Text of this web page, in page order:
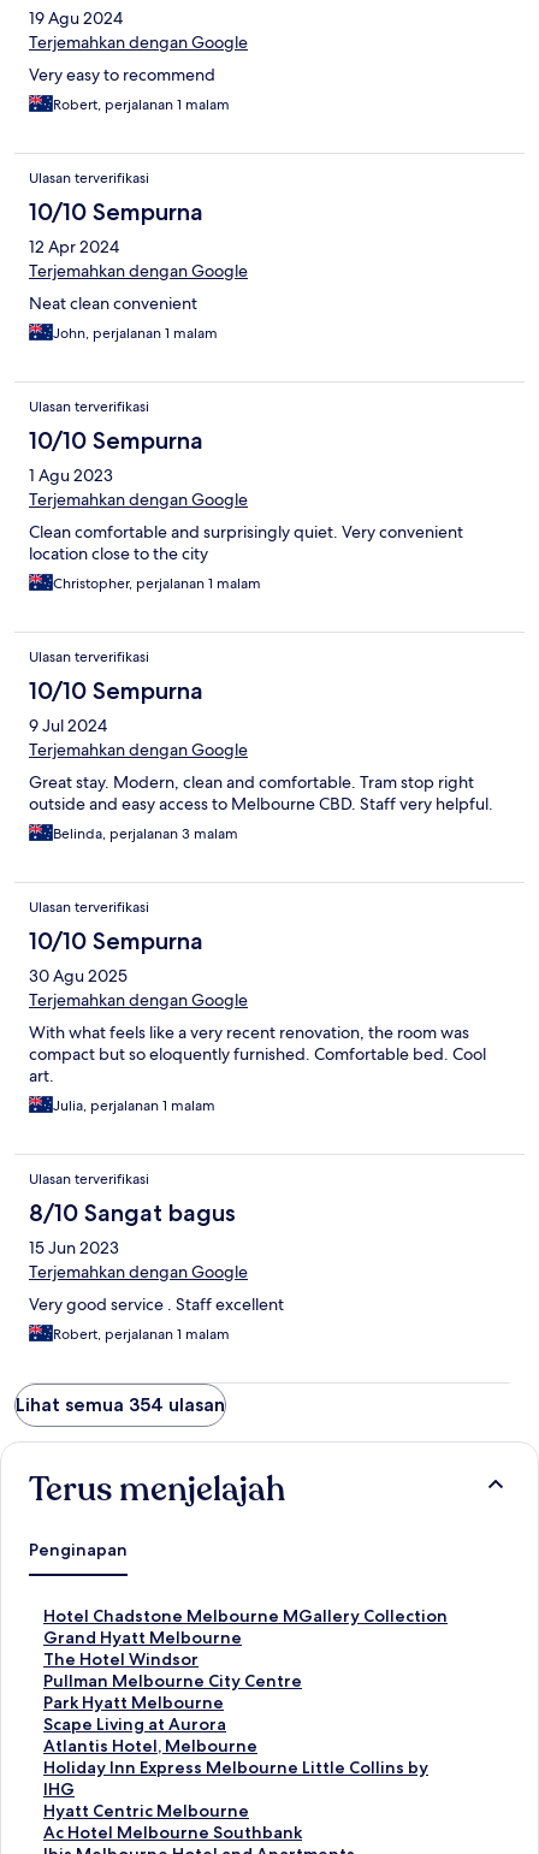
19 Agu 2024
Terjemahkan dengan Google
Very easy to recommend
Robert, perjalanan 1 malam
Ulasan terverifikasi
10/10 Sempurna
12 Apr 2024
Terjemahkan dengan Google
Neat clean convenient
John, perjalanan 1 malam
Ulasan terverifikasi
10/10 Sempurna
1 Agu 2023
Terjemahkan dengan Google
Clean comfortable and surprisingly quiet. Very convenient
location close to the city
Christopher, perjalanan 1 malam
Ulasan terverifikasi
10/10 Sempurna
9 Jul 2024
Terjemahkan dengan Google
Great stay. Modern, clean and comfortable. Tram stop right
outside and easy access to Melbourne CBD. Staff very helpful.
Belinda, perjalanan 3 malam
Ulasan terverifikasi
10/10 Sempurna
30 Agu 2025
Terjemahkan dengan Google
With what feels like a very recent renovation, the room was
compact but so eloquently furnished. Comfortable bed. Cool
art.
Julia, perjalanan 1 malam
Ulasan terverifikasi
8/10 Sangat bagus
15 Jun 2023
Terjemahkan dengan Google
Very good service . Staff excellent
Robert, perjalanan 1 malam
Lihat semua 354 ulasan
Terus menjelajah
Penginapan
Hotel Chadstone Melbourne MGallery Collection
T
a
u
t
a
n
S
t
a
n
d
Grand Hyatt Melbourne
T
a
u
t
a
n
S
t
a
n
The Hotel Windsor
T
a
u
t
a
n
S
t
a
Pullman Melbourne City Centre
T
a
u
t
a
n
S
t
Park Hyatt Melbourne
T
a
u
t
a
n
S
Scape Living at Aurora
T
a
u
t
a
n
Atlantis Hotel, Melbourne
T
a
u
t
a
Holiday Inn Express Melbourne Little Collins by
IHG
T
a
u
t
Hyatt Centric Melbourne
T
a
Ac Hotel Melbourne Southbank
T